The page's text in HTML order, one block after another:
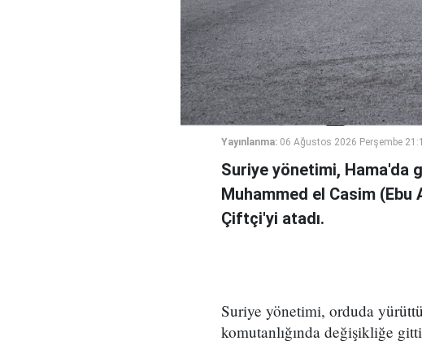
Yayınlanma: 06 Ağustos 2026 Perşembe
Suriye yönetimi, Hama'da
Muhammed el Casim
Çiftçi'yi atadı.
Suriye yönetimi, orduda
komutanlığında değişikliğe